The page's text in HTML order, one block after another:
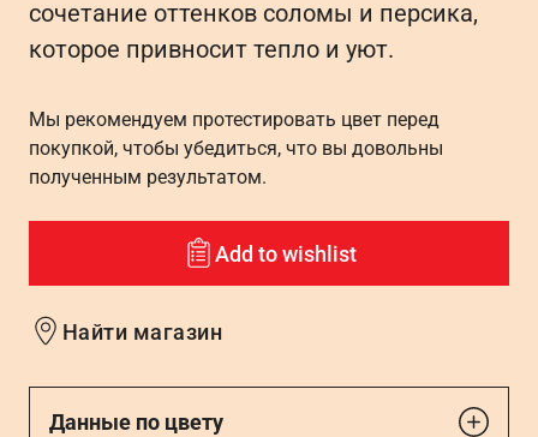
сочетание оттенков соломы и персика,
которое привносит тепло и уют.
Мы рекомендуем протестировать цвет перед
покупкой, чтобы убедиться, что вы довольны
полученным результатом.
Add to wishlist
Найти магазин
Данные по цвету